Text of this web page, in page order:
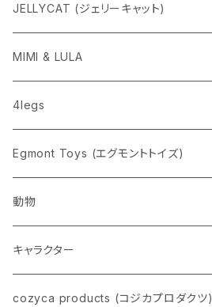
ニューレトロ
penco
nahe
pppppins（ピーーーーンズ）
JELLYCAT (ジェリーキャット)
MIMI & LULA
4legs
Egmont Toys (エグモントトイズ)
動物
ネコ
イヌ
キャラクター
スヌーピー
cozyca products (コジカプロダクツ)